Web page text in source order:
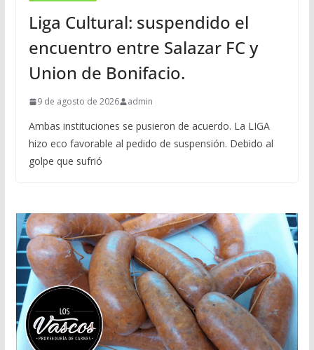
Liga Cultural: suspendido el
encuentro entre Salazar FC y
Union de Bonifacio.
9 de agosto de 2026 admin
Ambas instituciones se pusieron de acuerdo. La LIGA
hizo eco favorable al pedido de suspensión. Debido al
golpe que sufrió